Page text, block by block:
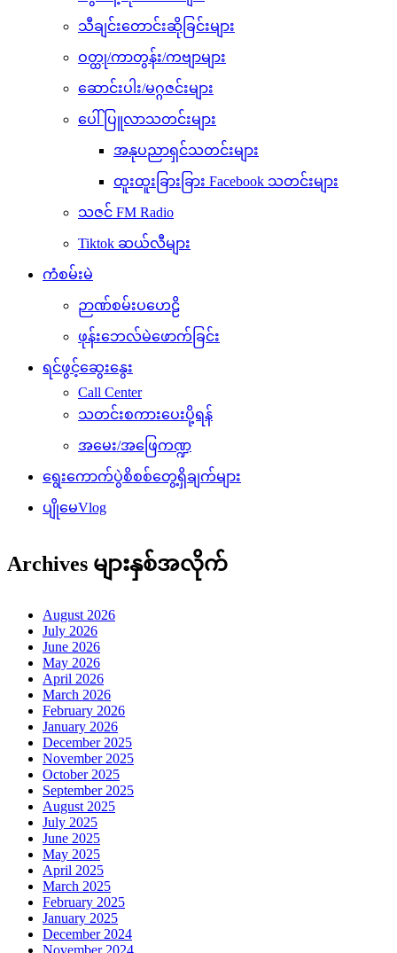
သီချင်းတောင်းဆိုခြင်းများ
ဝတ္ထု/ကာတွန်း/ကဗျာများ
ဆောင်းပါး/မဂ္ဂဇင်းများ
ပေါ်ပြူလာသတင်းများ
အနုပညာရှင်သတင်းများ
ထူးထူးခြားခြား Facebook သတင်းများ
သဇင် FM Radio
Tiktok ဆယ်လီများ
ကံစမ်းမဲ
ဉာဏ်စမ်းပဟေဠိ
ဖုန်းဘေလ်မဲဖောက်ခြင်း
ရင်ဖွင့်ဆွေးနွေး
Call Center
သတင်းစကားပေးပို့ရန်
အမေး/အဖြေကဏ္ဍ
ရွေးကောက်ပွဲစိစစ်တွေ့ရှိချက်များ
ပျိုမေVlog
Archives များနှစ်အလိုက်
August 2026
July 2026
June 2026
May 2026
April 2026
March 2026
February 2026
January 2026
December 2025
November 2025
October 2025
September 2025
August 2025
July 2025
June 2025
May 2025
April 2025
March 2025
February 2025
January 2025
December 2024
November 2024